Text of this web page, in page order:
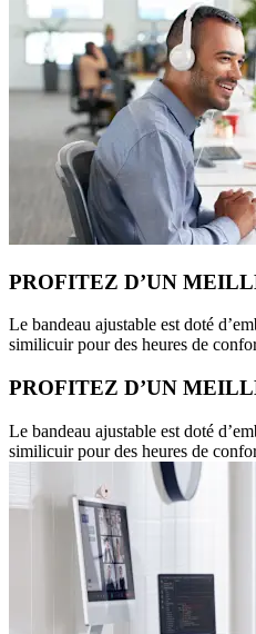
PROFITEZ D’UN
Le bandeau ajustable est doté
similicuir pour des heures de
PROFITEZ D’UN
Le bandeau ajustable est doté
similicuir pour des heures de